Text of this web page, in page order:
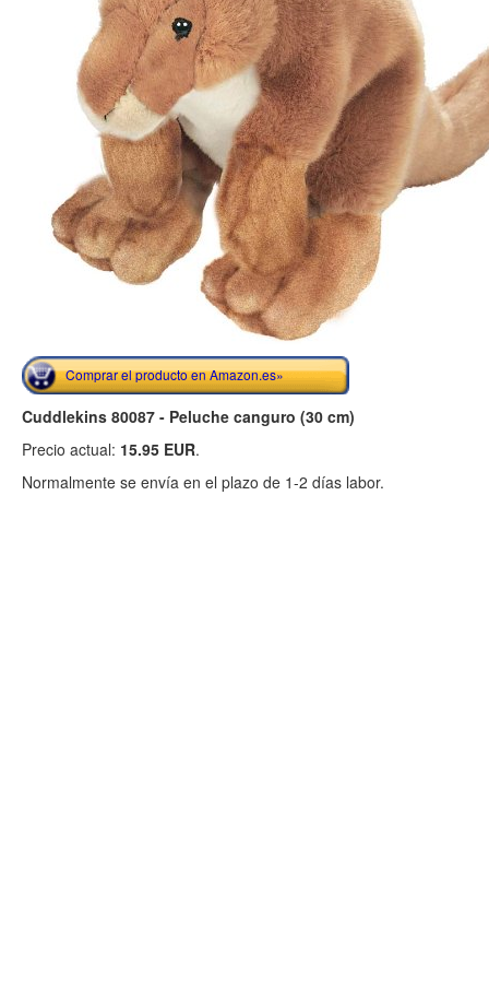
Comprar el producto en Amazon.es»
Cuddlekins 80087 - Peluche canguro (30 cm)
Precio actual: 15.95 EUR.
Normalmente se envía en el plazo de 1-2 días labor.